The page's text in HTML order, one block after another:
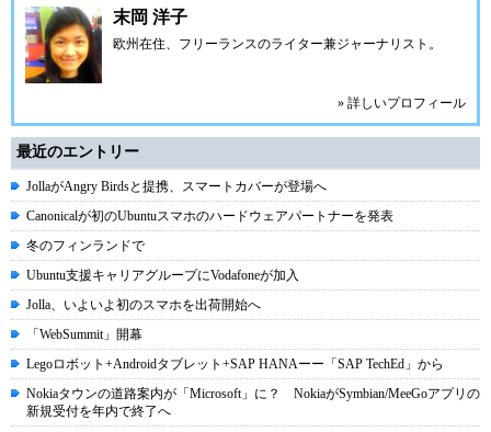
末岡 洋子
欧州在住、フリーランスのライター兼ジャーナリスト。
» 詳しいプロフィール
最近のエントリー
JollaがAngry Birdsと提携、スマートカバーが登場へ
Canonicalが初のUbuntuスマホのハードウェアパートナーを発表
冬のフィンランドで
Ubuntu支援キャリアグループにVodafoneが加入
Jolla、いよいよ初のスマホを出荷開始へ
「WebSummit」開幕
Legoロボット+Androidタブレット+SAP HANAーー「SAP TechEd」から
Nokiaタウンの道路案内が「Microsoft」に？ NokiaがSymbian/MeeGoアプリの
新規受付を年内で終了へ